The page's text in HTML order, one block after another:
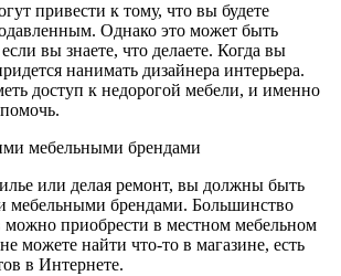
привести к тому, что вы будете
Однако это может быть
вы знаете, что делаете. Когда вы
нанимать дизайнера интерьера.
доступ к недорогой мебели, и именно
или делая ремонт, вы должны быть
мебельными брендами. Большинство
можно приобрести в местном мебельном
можете найти что-то в магазине, есть
в Интернете.